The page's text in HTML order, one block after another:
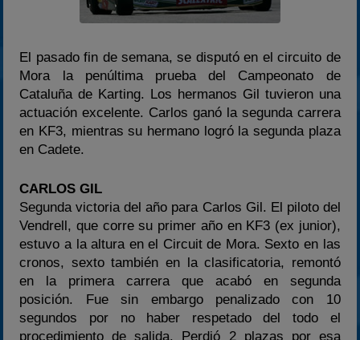
Preguntas Frecuentes
El pasado fin de semana, se disputó en el circuito de
Mora la penúltima prueba del Campeonato de
Cataluña de Karting. Los hermanos Gil tuvieron una
actuación excelente. Carlos ganó la segunda carrera
en KF3, mientras su hermano logró la segunda plaza
en Cadete.
CARLOS GIL
Segunda victoria del año para Carlos Gil. El piloto del
Vendrell, que corre su primer año en KF3 (ex junior),
estuvo a la altura en el Circuit de Mora. Sexto en las
cronos, sexto también en la clasificatoria, remontó
en la primera carrera que acabó en segunda
posición. Fue sin embargo penalizado con 10
segundos por no haber respetado del todo el
procedimiento de salida. Perdió 2 plazas por esa